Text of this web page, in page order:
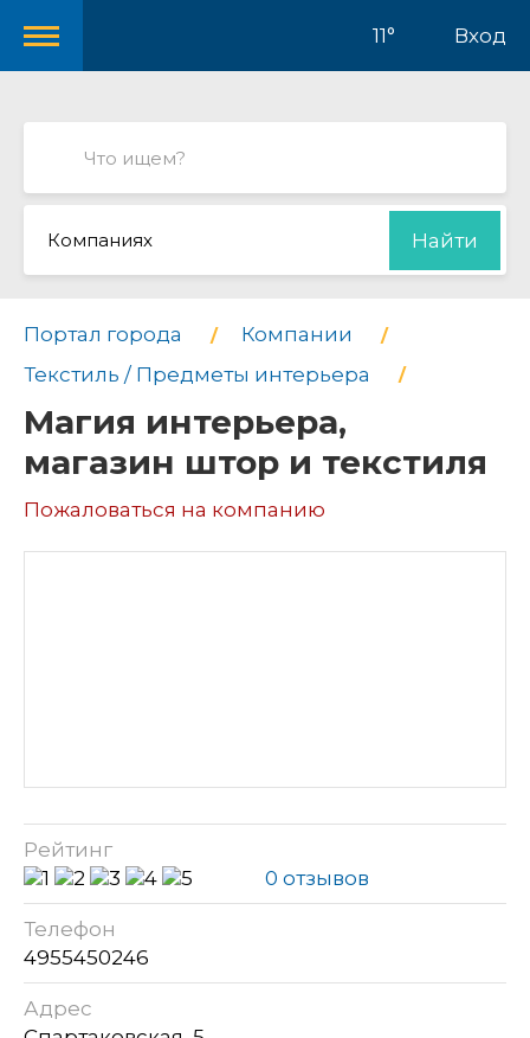
11° Вход
Компаниях Найти
Портал города
Компании
Текстиль / Предметы интерьера
Магия интерьера,
магазин штор и текстиля
Пожаловаться на компанию
Рейтинг
0 отзывов
Телефон
4955450246
Адрес